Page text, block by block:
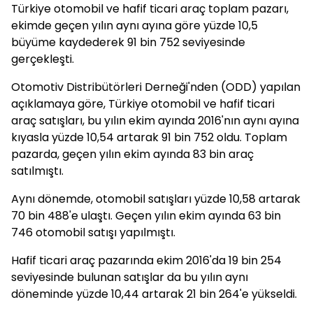
Türkiye otomobil ve hafif ticari araç toplam pazarı,
ekimde geçen yılın aynı ayına göre yüzde 10,5
büyüme kaydederek 91 bin 752 seviyesinde
gerçekleşti.
Otomotiv Distribütörleri Derneği'nden (ODD) yapılan
açıklamaya göre, Türkiye otomobil ve hafif ticari
araç satışları, bu yılın ekim ayında 2016'nın aynı ayına
kıyasla yüzde 10,54 artarak 91 bin 752 oldu. Toplam
pazarda, geçen yılın ekim ayında 83 bin araç
satılmıştı.
Aynı dönemde, otomobil satışları yüzde 10,58 artarak
70 bin 488'e ulaştı. Geçen yılın ekim ayında 63 bin
746 otomobil satışı yapılmıştı.
Hafif ticari araç pazarında ekim 2016'da 19 bin 254
seviyesinde bulunan satışlar da bu yılın aynı
döneminde yüzde 10,44 artarak 21 bin 264'e yükseldi.